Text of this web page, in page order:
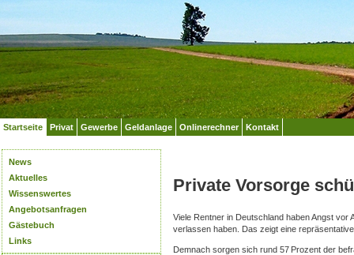
Startseite Privat Gewerbe Geldanlage Onlinerechner Kontakt
News
Aktuelles
Wissenswertes
Angebotsanfragen
Gästebuch
Links
Private Vorsorge
Viele Rentner in Deutschland haben Angst
verlassen haben. Das zeigt eine
Demnach sorgen sich rund 57 Prozent der